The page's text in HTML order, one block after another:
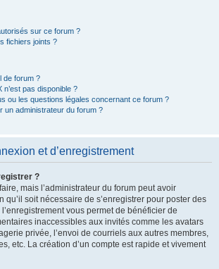
sur ce forum ?
fichiers joints ?
de forum ?
n’est pas disponible ?
ou les questions légales concernant ce forum ?
un administrateur du forum ?
et d’enregistrement
?
mais l’administrateur du forum peut avoir
qu’il soit nécessaire de s’enregistrer pour poster des
vous permet de bénéficier de
inaccessibles aux invités comme les avatars
privée, l’envoi de courriels aux autres membres,
etc. La création d’un compte est rapide et vivement